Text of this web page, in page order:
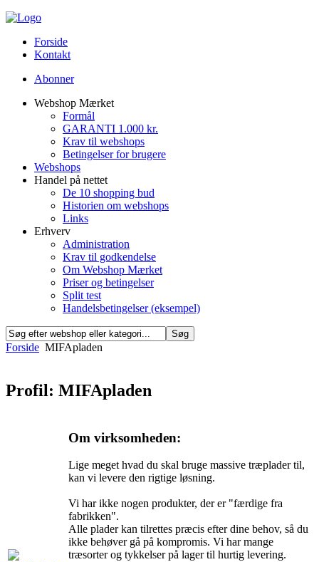
Forside
Kontakt
Abonner
Webshop Mærket
Formål
GARANTI 1.000 kr.
Krav til webshops
Betingelser for brugere
Webshops
Handel på nettet
De 10 shopping bud
Historien om webshops
Links
Erhverv
Administration
Krav til godkendelse
Om Webshop Mærket
Priser og betingelser
Split test
Handelsbetingelser (eksempel)
Forside MIFApladen
Profil: MIFApladen
Om virksomheden:
Lige meget hvad du skal bruge massive træplader til,
kan vi levere den rigtige løsning.
Vi har ikke nogen produkter, der er "færdige fra
fabrikken".
Alle plader kan tilrettes præcis efter dine behov, så du
ikke behøver gå på kompromis. Vi har mange
træsorter og tykkelser på lager til hurtig levering.